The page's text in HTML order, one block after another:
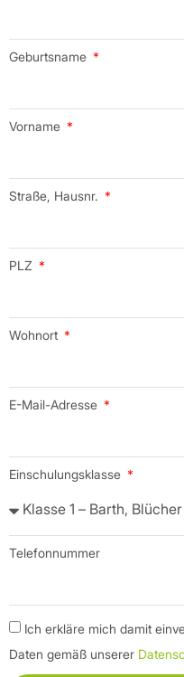
Geburtsname
Vorname
Straße, Hausnr.
PLZ
Wohnort
E-Mail-Adresse
Einschulungsklasse
Telefonnummer
Ich erkläre mich damit
Daten gemäß unserer